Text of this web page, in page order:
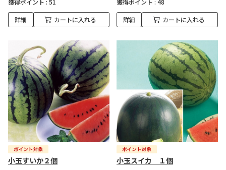
獲得ポイント : 51
詳細 カートに入れる
獲得ポイント : 48
詳細 カートに入れる
小玉すいか２個 小玉スイカ １個